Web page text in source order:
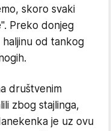
skoro svaki
Preko donjeg
od tankog
društvenim
zbog stajlinga,
je uz ovu